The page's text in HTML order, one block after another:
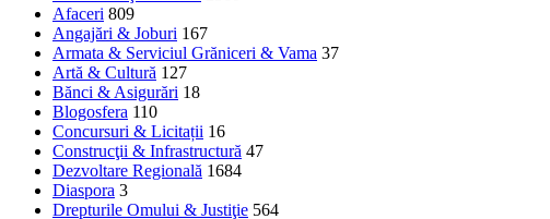
Afaceri 809
Angajări & Joburi 167
Armata & Serviciul Grăniceri & Vama 37
Artă & Cultură 127
Bănci & Asigurări 18
Blogosfera 110
Concursuri & Licitații 16
Construcţii & Infrastructură 47
Dezvoltare Regională 1684
Diaspora 3
Drepturile Omului & Justiţie 564